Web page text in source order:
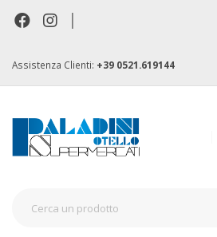
|
Assistenza Clienti: +39 0521.619144